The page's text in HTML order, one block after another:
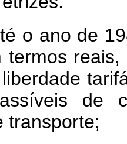
o ano de
termos
de
transporte;